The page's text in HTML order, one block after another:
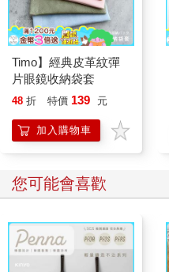
Timo】經典皮革紋彈
片眼鏡收納袋套
48 折 特價 139 元
加入購物車
您可能會喜歡